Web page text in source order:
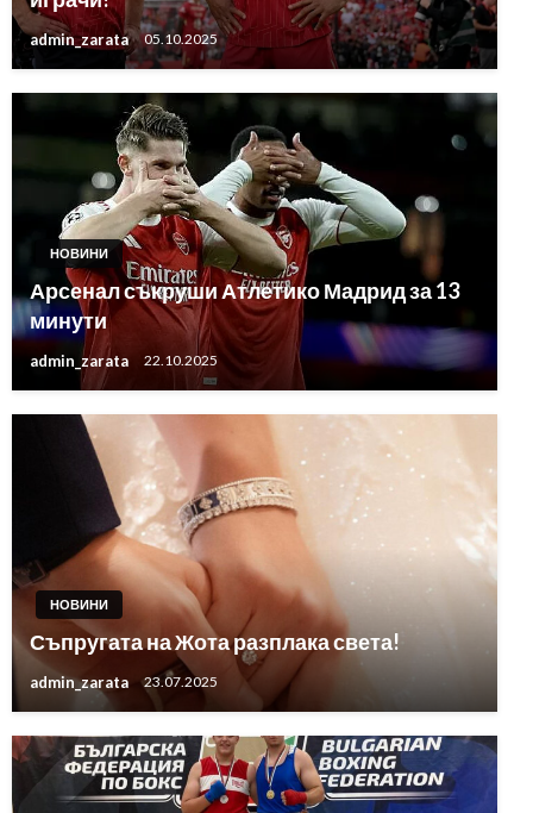
admin_zarata 05.10.2025
НОВИНИ
Арсенал съкруши Атлетико Мадрид за 13
минути
admin_zarata 22.10.2025
НОВИНИ
Съпругата на Жота разплака света!
admin_zarata 23.07.2025